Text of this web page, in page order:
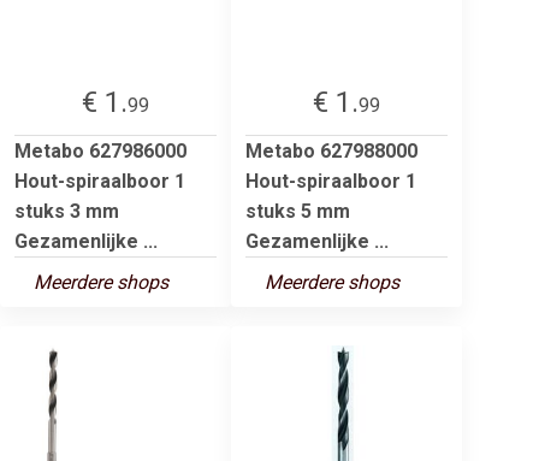
€ 1.99
Metabo 627986000
Hout-spiraalboor 1
stuks 3 mm
Gezamenlijke ...
Meerdere shops
€ 1.99
Metabo 627988000
Hout-spiraalboor 1
stuks 5 mm
Gezamenlijke ...
Meerdere shops